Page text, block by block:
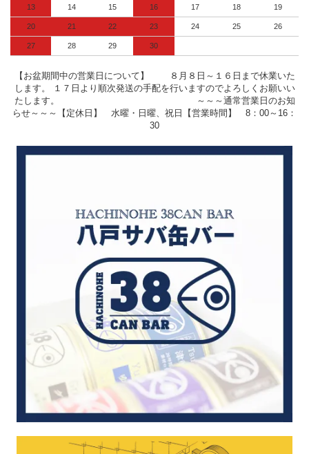
13 14 15 16 17 18 19
20 21 22 23 24 25 26
27 28 29 30
【お盆期間中の営業日について】 ８月８日～１６日まで休業いた
します。 １７日より順次発送の手配を行いますのでよろしくお願いい
たします。 ～～～通常営業日のお知
らせ～～～【定休日】 水曜・日曜、祝日【営業時間】 8：00～16：
30